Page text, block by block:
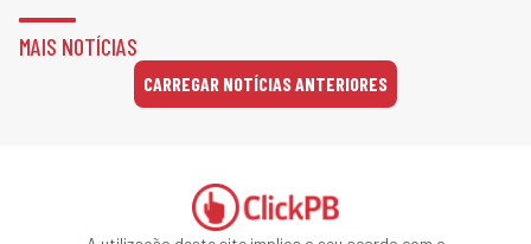
MAIS NOTÍCIAS
CARREGAR NOTÍCIAS ANTERIORES